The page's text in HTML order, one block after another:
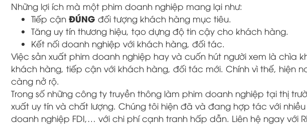
Những lợi ích mà một phim doanh nghiệp mang lại như:
Tiếp cận ĐÚNG đối tượng khách hàng mục tiêu.
Tăng uy tín thương hiệu, tạo dựng độ tin cậy cho khách hàng.
Kết nối doanh nghiệp với khách hàng, đối tác.
Việc sản xuất phim doanh nghiệp hay và cuốn hút người xem là chìa
khách hàng, tiếp cận với khách hàng, đối tác mới. Chính vì thế, hiện
càng nở rộ.
Trong số những công ty truyền thông làm phim doanh nghiệp tại thị
xuất uy tín và chất lượng. Chúng tôi hiện đã và đang hợp tác với
doanh nghiệp FDI,… với chi phí cạnh tranh hấp dẫn. Liên hệ ngay với